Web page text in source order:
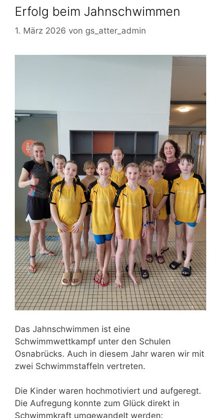
Erfolg beim Jahnschwimmen
1. März 2026 von gs_atter_admin
Das Jahnschwimmen ist eine
Schwimmwettkampf unter den Schulen
Osnabrücks. Auch in diesem Jahr waren wir mit
zwei Schwimmstaffeln vertreten.
Die Kinder waren hochmotiviert und aufgeregt.
Die Aufregung konnte zum Glück direkt in
Schwimmkraft umgewandelt werden: